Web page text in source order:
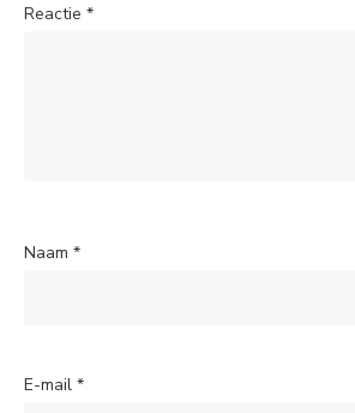
Reactie *
Naam *
E-mail *